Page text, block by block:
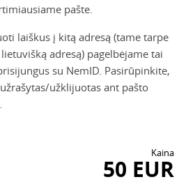
pašte.
laiškus į kitą adresą (tame tarpe
adresą) pagelbėjame tai
su NemID. Pasirūpinkite,
užrašytas/užklijuotas ant pašto
Kaina
50 EUR